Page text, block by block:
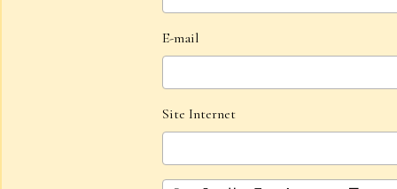
E-mail
Site Internet